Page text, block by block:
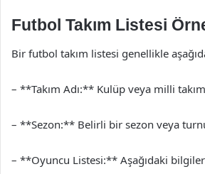
Futbol Takım Listesi
Bir futbol takım listesi genellikle
– **Takım Adı:** Kulüp veya milli takım
– **Sezon:** Belirli bir sezon veya
– **Oyuncu Listesi:** Aşağıdaki